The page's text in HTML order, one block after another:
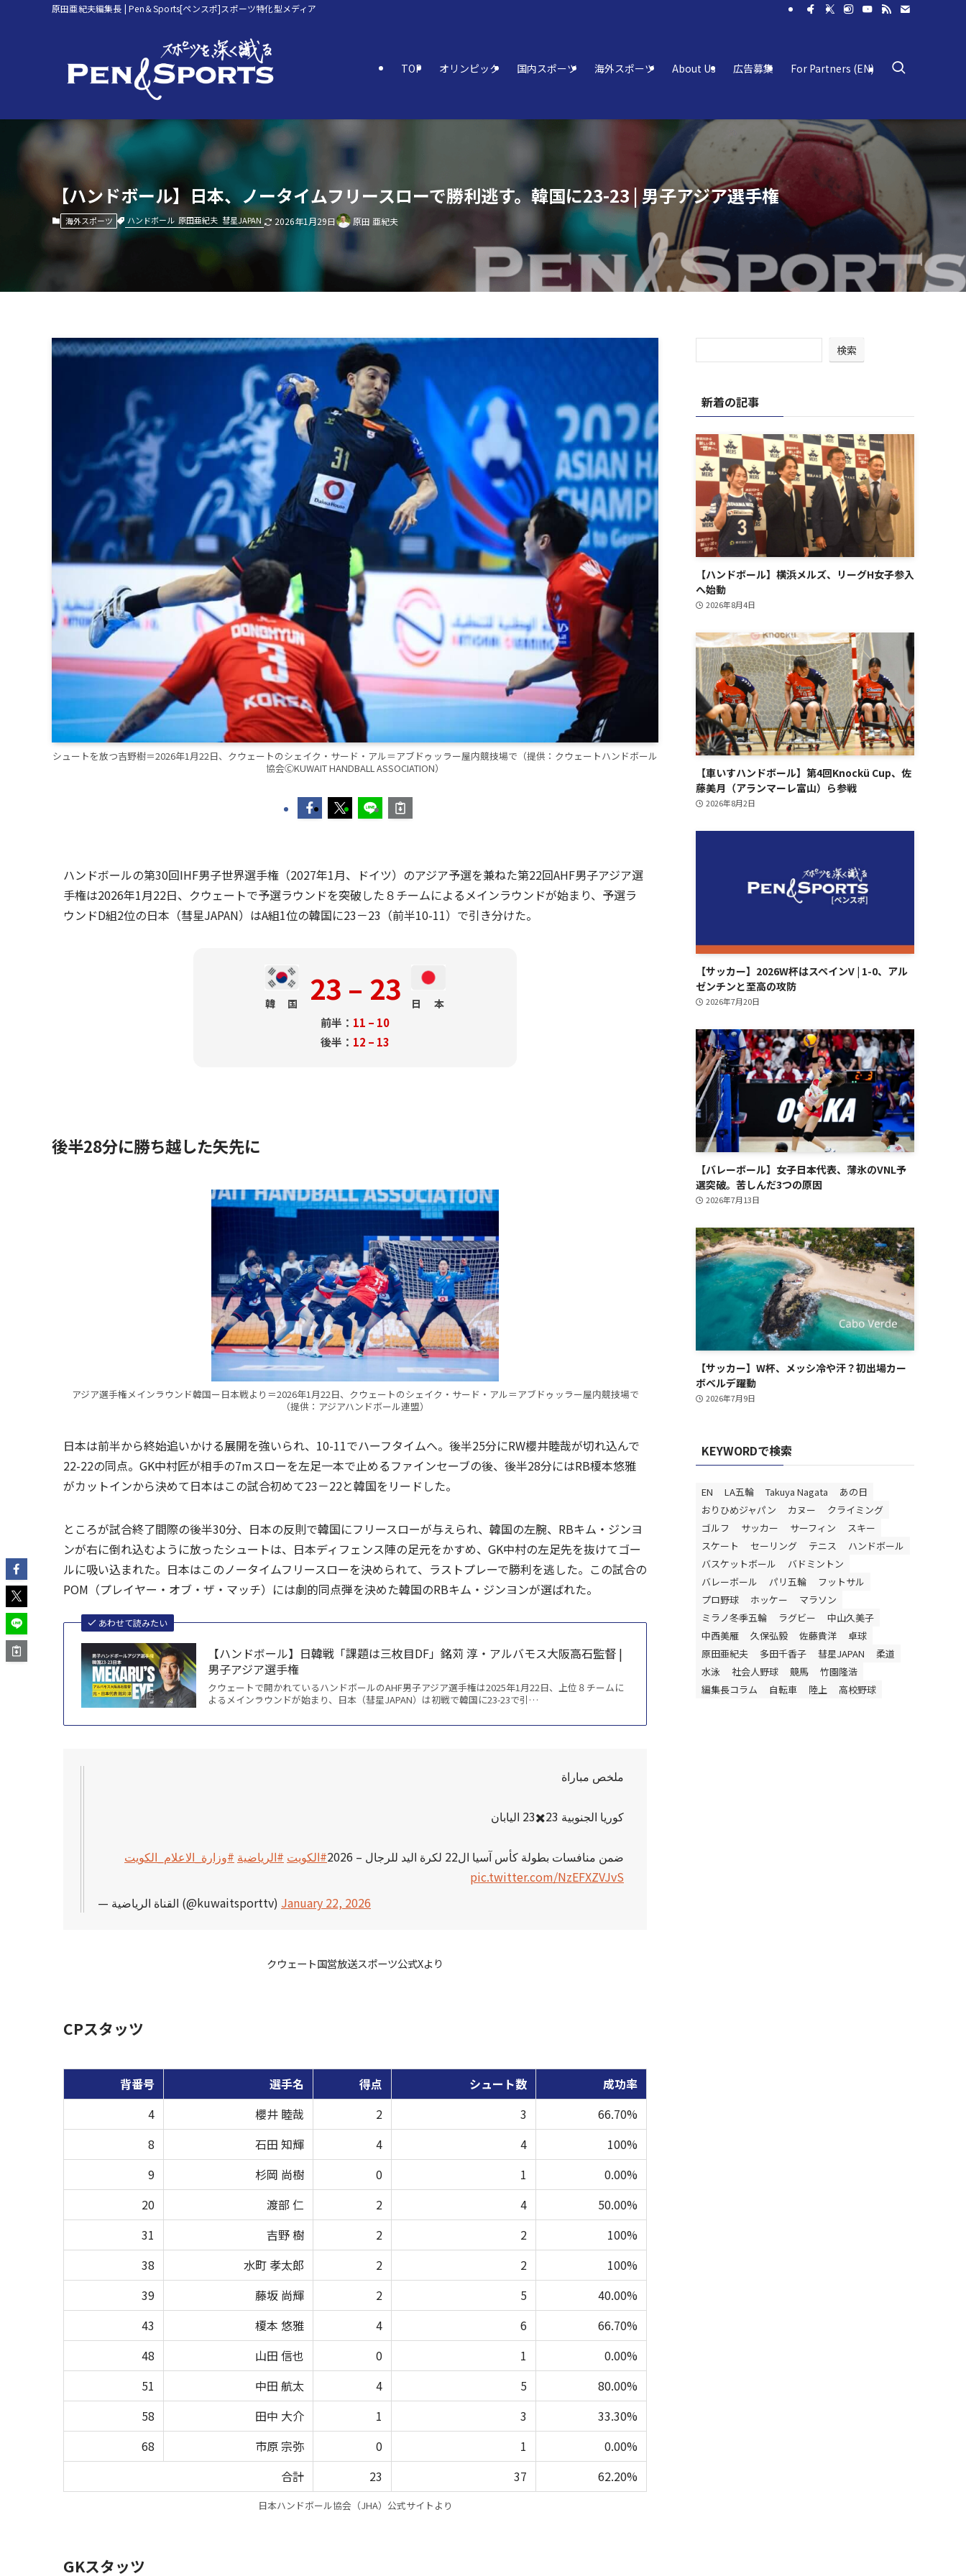
原田亜紀夫編集長 | Pen＆Sports[ペンスポ]スポーツ特化型メディア
TOP オリンピック 国内スポーツ 海外スポーツ About Us 広告募集 For Partners (EN)
【ハンドボール】日本、ノータイムフリースローで勝利逃す。韓国に23-23 | 男子アジア選手権
海外スポーツ ハンドボール 原田亜紀夫 彗星JAPAN 2026年1月29日 原田 亜紀夫
シュートを放つ吉野樹＝2026年1月22日、クウェートのシェイク・サード・アル＝アブドゥッラー屋内競技場で（提供：クウェートハンドボール
協会ⒸKUWAIT HANDBALL ASSOCIATION）
ハンドボールの第30回IHF男子世界選手権（2027年1月、ドイツ）のアジア予選を兼ねた第22回AHF男子アジア選
手権は2026年1月22日、クウェートで予選ラウンドを突破した８チームによるメインラウンドが始まり、予選ラ
ウンドD組2位の日本（彗星JAPAN）はA組1位の韓国に23－23（前半10-11）で引き分けた。
韓 国 23 – 23 日 本
前半： 11 – 10
後半： 12 – 13
後半28分に勝ち越した矢先に
アジア選手権メインラウンド韓国ー日本戦より＝2026年1月22日、クウェートのシェイク・サード・アル＝アブドゥッラー屋内競技場で
（提供：アジアハンドボール連盟）
日本は前半から終始追いかける展開を強いられ、10-11でハーフタイムへ。後半25分にRW櫻井睦哉が切れ込んで
22-22の同点。GK中村匠が相手の7mスローを左足一本で止めるファインセーブの後、後半28分にはRB榎本悠雅
がカットインから決めて日本はこの試合初めて23－22と韓国をリードした。
ところが試合終了間際の後半30分、日本の反則で韓国にフリースローが与えられ、韓国の左腕、RBキム・ジンヨ
ンが右に倒れ込むように放ったシュートは、日本ディフェンス陣の足元をかすめ、GK中村の左足先を抜けてゴー
ルに吸い込まれた。日本はこのノータイムフリースローを決められて、ラストプレーで勝利を逃した。この試合の
POM（プレイヤー・オブ・ザ・マッチ）には劇的同点弾を決めた韓国のRBキム・ジンヨンが選ばれた。
あわせて読みたい
【ハンドボール】日韓戦「課題は三枚目DF」銘苅 淳・アルバモス大阪高石監督 |
男子アジア選手権
クウェートで開かれているハンドボールのAHF男子アジア選手権は2025年1月22日、上位８チームに
よるメインラウンドが始まり、日本（彗星JAPAN）は初戦で韓国に23-23で引…
ملخص مباراة
كوريا الجنوبية 23✖️23 اليابان
ضمن منافسات بطولة كأس آسيا ال22 لكرة اليد للرجال – 2026 #الكويت #الرياضية #وزارة_الاعلام_الكويت
pic.twitter.com/NzEFXZVJvS
— القناة الرياضية (@kuwaitsporttv) January 22, 2026
クウェート国営放送スポーツ公式Xより
CPスタッツ
背番号 選手名 得点 シュート数
成功率
4
櫻井 睦哉 2 3
66.70%
8
石田 知輝 4 4
100%
9
杉岡 尚樹 0 1
0.00%
20
渡部 仁 2 4
50.00%
31
吉野 樹 2 2
100%
38
水町 孝太郎 2 2
100%
39
藤坂 尚輝 2 5
40.00%
43
榎本 悠雅 4 6
66.70%
48
山田 信也 0 1
0.00%
51
中田 航太 4 5
80.00%
58
田中 大介 1 3
33.30%
68
市原 宗弥 0 1
0.00%
合計
23 37 62.20%
日本ハンドボール協会（JHA）公式サイトより
GKスタッツ
検索
新着の記事
【ハンドボール】横浜メルズ、リーグH女子参入
へ始動
2026年8月4日
【車いすハンドボール】第4回Knockü Cup、佐
藤美月（アランマーレ富山）ら参戦
2026年8月2日
【サッカー】2026W杯はスペインV | 1-0、アル
ゼンチンと至高の攻防
2026年7月20日
【バレーボール】女子日本代表、薄氷のVNL予
選突破。苦しんだ3つの原因
2026年7月13日
【サッカー】W杯、メッシ冷や汗？初出場カー
ボベルデ躍動
2026年7月9日
KEYWORDで検索
EN LA五輪 Takuya Nagata
あの日
おりひめジャパン
カヌー
クライミング
ゴルフ
サッカー サーフィン
スキー
スケート
セーリング テニス
ハンドボール
バスケットボール
バドミントン
バレーボール
パリ五輪
フットサル
プロ野球
ホッケー
マラソン
ミラノ冬季五輪
ラグビー
中山久美子
中西美雁
久保弘毅 佐藤貴洋
卓球
原田亜紀夫
多田千香子 彗星JAPAN
柔道
水泳
社会人野球 競馬
竹園隆浩
編集長コラム
自転車 陸上 高校野球